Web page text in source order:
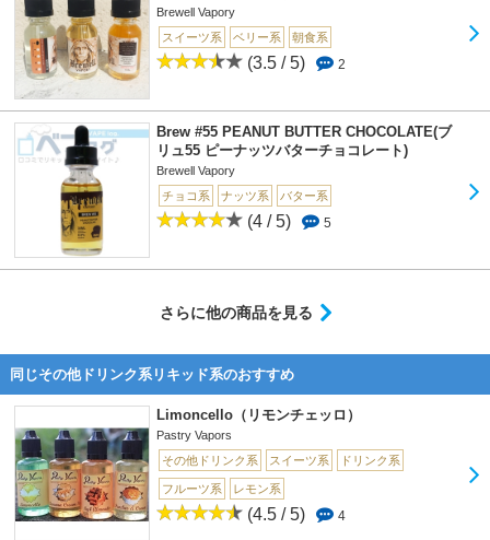
Brewell Vapory
スイーツ系
ベリー系 朝食系
(3.5 / 5) 2
Brew #55 PEANUT BUTTER CHOCOLATE(ブ
リュ55 ピーナッツバターチョコレート)
Brewell Vapory
チョコ系
ナッツ系 バター系
(4 / 5) 5
さらに他の商品を見る
同じその他ドリンク系リキッド系のおすすめ
Limoncello（リモンチェッロ）
Pastry Vapors
その他ドリンク系
スイーツ系 ドリンク系
フルーツ系 レモン系
(4.5 / 5) 4